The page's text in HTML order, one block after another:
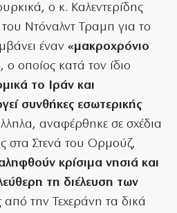
ο κ. Καλεντερίδης
του Ντόναλντ Τραμπ για το
έναν «μακροχρόνιο
, ο οποίος κατά τον ίδιο
το Ιράν και
συνθήκες εσωτερικής
αναφέρθηκε σε σχέδια
στα Στενά του Ορμούζ,
κρίσιμα νησιά και
τη διέλευση των
την Τεχεράνη τα δικά